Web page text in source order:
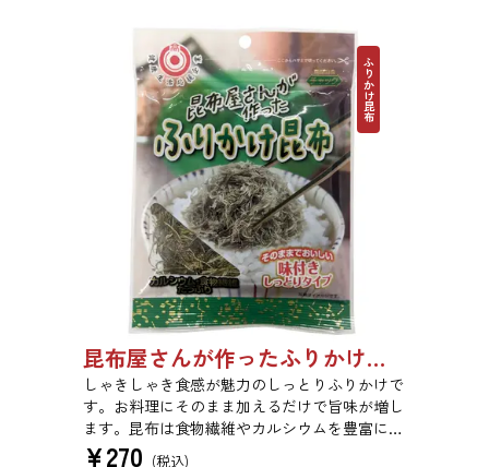
ふりかけ昆布
昆布屋さんが作ったふりかけ昆布 30g 単品 5袋セット 20袋セット 5072
しゃきしゃき食感が魅力のしっとりふりかけで
す。お料理にそのまま加えるだけで旨味が増し
ます。昆布は食物繊維やカルシウムを豊富に含
んでいるため、バランスのとれた食生活のため
¥270 (税込)